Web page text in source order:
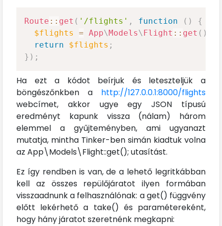
Route :: get ( '/flights' , function ( )
{
$flights
= App\Models\Flight :: get ( )
return
$flights ;
} ) ;
Ha ezt a kódot beírjuk és leteszteljük a
böngészőnkben a http://127.0.0.1:8000/flights
webcímet, akkor ugye egy JSON típusú
eredményt kapunk vissza (nálam) három
elemmel a gyűjteményben, ami ugyanazt
mutatja, mintha Tinker-ben simán kiadtuk volna
az App\Models\Flight::get(); utasítást.
Ez így rendben is van, de a lehető legritkábban
kell az összes repülőjáratot ilyen formában
visszaadnunk a felhasználónak: a get() függvény
előtt lekérhető a take() és paramétereként,
hogy hány járatot szeretnénk megkapni: